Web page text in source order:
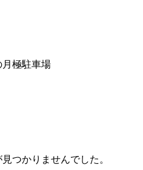
極駐車場
つかりませんでした。